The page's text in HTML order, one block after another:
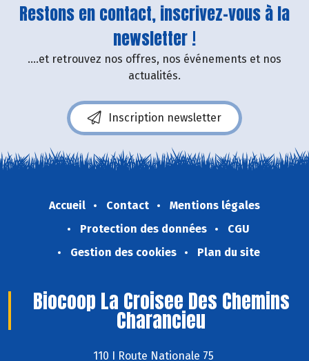
Restons en contact, inscrivez-vous à la
newsletter !
....et retrouvez nos offres, nos événements et nos
actualités.
Inscription newsletter
Accueil Contact
Mentions légales
Protection des données
CGU
Gestion des cookies
Plan du site
Biocoop La Croisee Des Chemins
Charancieu
110 I Route Nationale 75